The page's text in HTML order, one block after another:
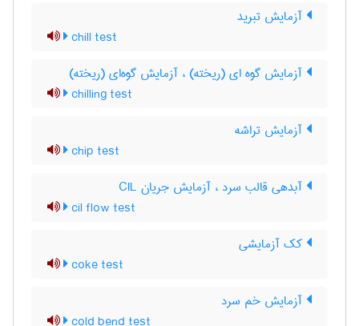
آزمایش تبرید
chill test
آزمایش گوه ای (ریخته) ، آزمایش گوه‌ای (ریخته)
chilling test
آزمایش تراشه
chip test
آبدهی قالب سرد ، آزمایش جریان CIL
cil flow test
کک آزمایشی
coke test
آزمایش خم سرد